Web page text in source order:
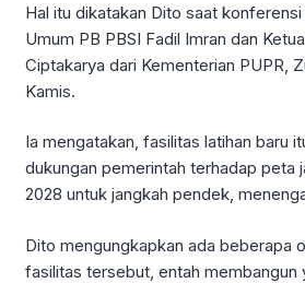
Hal itu dikatakan Dito saat
Umum PB PBSI Fadil Imran dan
Ciptakarya dari Kementerian PUPR,
Kamis.
Ia mengatakan, fasilitas latihan baru
dukungan pemerintah terhadap peta
2028 untuk jangkah pendek,
Dito mengungkapkan ada beberapa
fasilitas tersebut, entah membangun